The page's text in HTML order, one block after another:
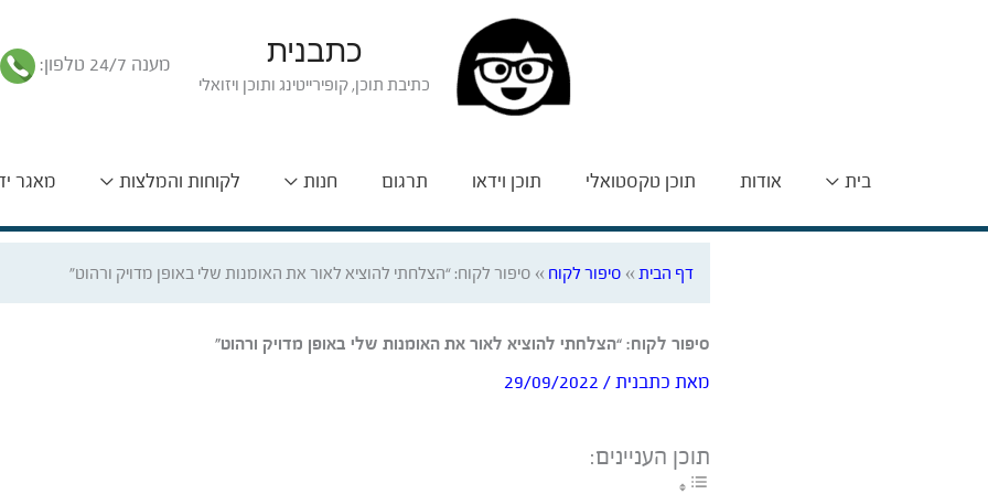
כתבנית
כתיבת תוכן, קופירייטינג ותוכן ויזואלי
מענה 24/7 טלפון:
בית אודות תוכן טקסטואלי תוכן וידאו תרגום חנות לקוחות והמלצות מאגר
דף הבית » סיפור לקוח » סיפור לקוח: “הצלחתי להוציא לאור את האומנות שלי באופן מדויק ורהוט”
סיפור לקוח: “הצלחתי להוציא לאור את האומנות שלי באופן מדויק ורהוט”
מאת כתבנית/
29/09/2022
תוכן העניינים: